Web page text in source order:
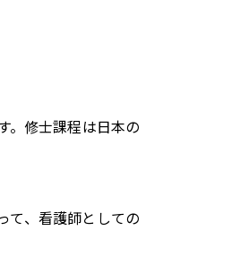
。修士課程は日本の
て、看護師としての